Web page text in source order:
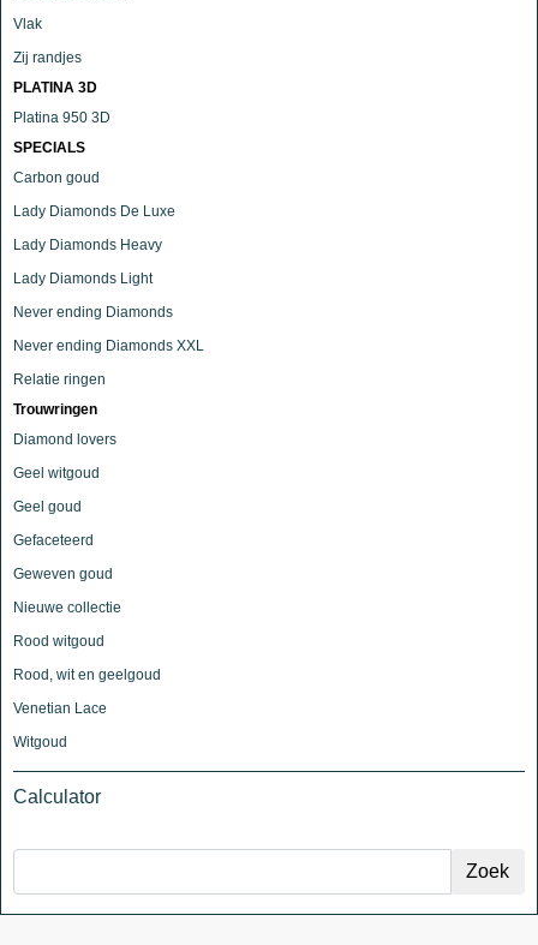
Vlak
Zij randjes
PLATINA 3D
Platina 950 3D
SPECIALS
Carbon goud
Lady Diamonds De Luxe
Lady Diamonds Heavy
Lady Diamonds Light
Never ending Diamonds
Never ending Diamonds XXL
Relatie ringen
Trouwringen
Diamond lovers
Geel witgoud
Geel goud
Gefaceteerd
Geweven goud
Nieuwe collectie
Rood witgoud
Rood, wit en geelgoud
Venetian Lace
Witgoud
Calculator